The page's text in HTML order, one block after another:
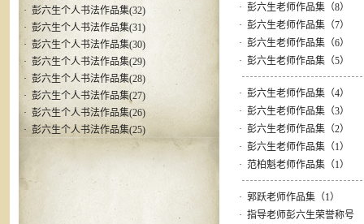
· 彭六生个人书法作品集(32)
· 彭六生个人书法作品集(31)
· 彭六生个人书法作品集(30)
· 彭六生个人书法作品集(29)
· 彭六生个人书法作品集(28)
· 彭六生个人书法作品集(27)
· 彭六生个人书法作品集(26)
· 彭六生个人书法作品集(25)
· 彭六生老师作品集（8）
· 彭六生老师作品集（7）
· 彭六生老师作品集（6）
· 彭六生老师作品集（5）
· 彭六生老师作品集（4）
· 彭六生老师作品集（3）
· 彭六生老师作品集（2）
· 彭六生老师作品集（1）
· 范柏魁老师作品集（1）
· 郭跃老师作品集（1）
· 指导老师彭六生荣誉称号